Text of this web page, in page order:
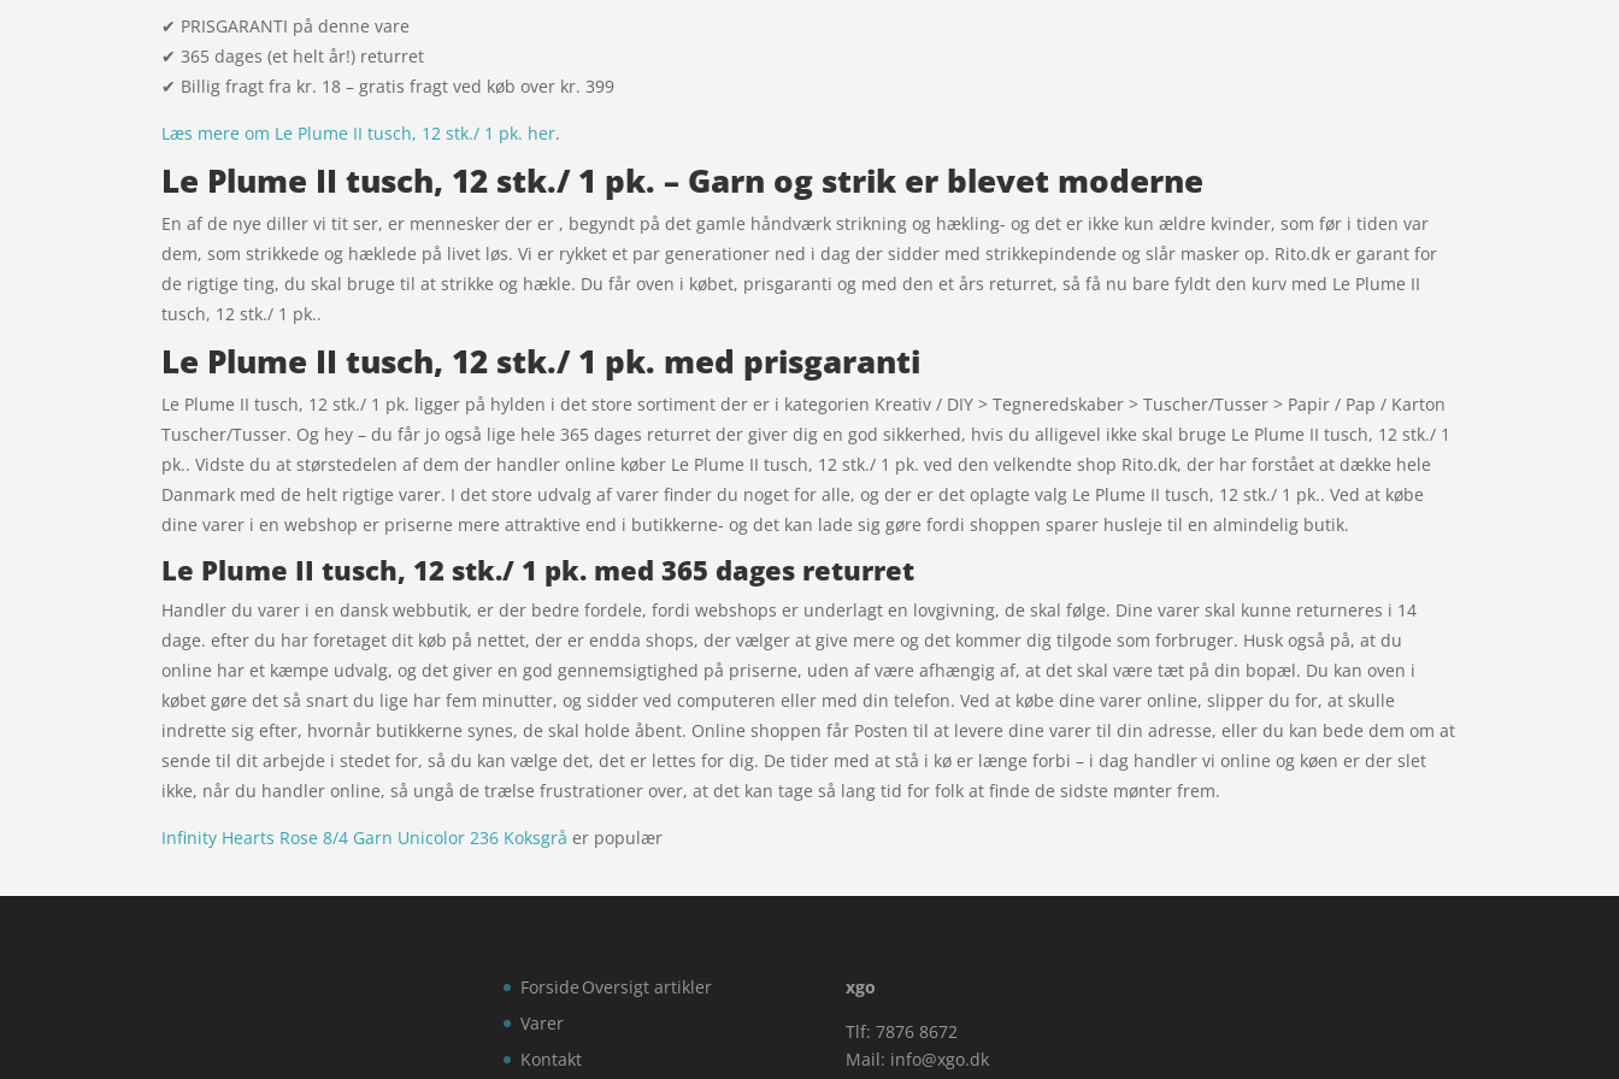
✔ PRISGARANTI på denne vare
✔ 365 dages (et helt år!) returret
✔ Billig fragt fra kr. 18 – gratis fragt ved køb over kr. 399
Læs mere om Le Plume II tusch, 12 stk./ 1 pk. her.
Le Plume II tusch, 12 stk./ 1 pk. – Garn og strik er blevet moderne
En af de nye diller vi tit ser, er mennesker der er , begyndt på det gamle håndværk strikning og hækling- og det er ikke kun ældre kvinder, som før i tiden var
dem, som strikkede og hæklede på livet løs. Vi er rykket et par generationer ned i dag der sidder med strikkepindende og slår masker op. Rito.dk er garant for
de rigtige ting, du skal bruge til at strikke og hækle. Du får oven i købet, prisgaranti og med den et års returret, så få nu bare fyldt den kurv med Le Plume II
tusch, 12 stk./ 1 pk..
Le Plume II tusch, 12 stk./ 1 pk. med prisgaranti
Le Plume II tusch, 12 stk./ 1 pk. ligger på hylden i det store sortiment der er i kategorien Kreativ / DIY > Tegneredskaber > Tuscher/Tusser > Papir / Pap / Karton
Tuscher/Tusser. Og hey – du får jo også lige hele 365 dages returret der giver dig en god sikkerhed, hvis du alligevel ikke skal bruge Le Plume II tusch, 12 stk./ 1
pk.. Vidste du at størstedelen af dem der handler online køber Le Plume II tusch, 12 stk./ 1 pk. ved den velkendte shop Rito.dk, der har forstået at dække hele
Danmark med de helt rigtige varer. I det store udvalg af varer finder du noget for alle, og der er det oplagte valg Le Plume II tusch, 12 stk./ 1 pk.. Ved at købe
dine varer i en webshop er priserne mere attraktive end i butikkerne- og det kan lade sig gøre fordi shoppen sparer husleje til en almindelig butik.
Le Plume II tusch, 12 stk./ 1 pk. med 365 dages returret
Handler du varer i en dansk webbutik, er der bedre fordele, fordi webshops er underlagt en lovgivning, de skal følge. Dine varer skal kunne returneres i 14
dage. efter du har foretaget dit køb på nettet, der er endda shops, der vælger at give mere og det kommer dig tilgode som forbruger. Husk også på, at du
online har et kæmpe udvalg, og det giver en god gennemsigtighed på priserne, uden af være afhængig af, at det skal være tæt på din bopæl. Du kan oven i
købet gøre det så snart du lige har fem minutter, og sidder ved computeren eller med din telefon. Ved at købe dine varer online, slipper du for, at skulle
indrette sig efter, hvornår butikkerne synes, de skal holde åbent. Online shoppen får Posten til at levere dine varer til din adresse, eller du kan bede dem om at
sende til dit arbejde i stedet for, så du kan vælge det, det er lettes for dig. De tider med at stå i kø er længe forbi – i dag handler vi online og køen er der slet
ikke, når du handler online, så ungå de trælse frustrationer over, at det kan tage så lang tid for folk at finde de sidste mønter frem.
Infinity Hearts Rose 8/4 Garn Unicolor 236 Koksgrå er populær
Forside
Varer
Kontakt
Oversigt artikler
xgo
Tlf: 7876 8672
Mail: info@xgo.dk